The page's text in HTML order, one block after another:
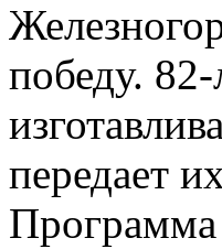
победу.
передает